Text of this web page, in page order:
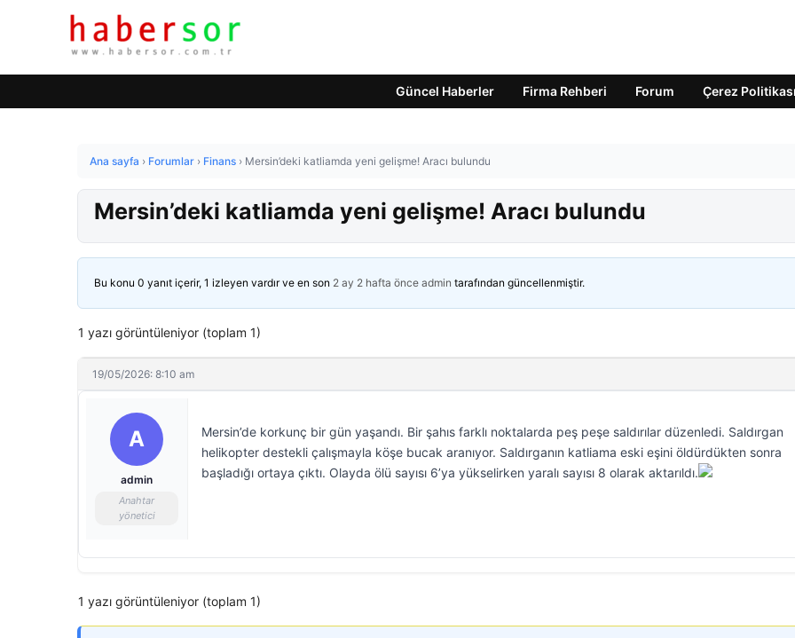
Güncel Haberler Firma Rehberi Forum Çerez Politikası
Ana sayfa › Forumlar › Finans › Mersin’deki katliamda yeni gelişme! Aracı bulundu
Mersin’deki katliamda yeni gelişme! Aracı bulundu
Bu konu 0 yanıt içerir, 1 izleyen vardır ve en son 2 ay 2 hafta önce admin tarafından güncellenmiştir.
1 yazı görüntüleniyor (toplam 1)
19/05/2026: 8:10 am
A
admin
Anahtar
yönetici
Mersin’de korkunç bir gün yaşandı. Bir şahıs farklı noktalarda peş peşe saldırılar düzenledi. Saldırgan
helikopter destekli çalışmayla köşe bucak aranıyor. Saldırganın katliama eski eşini öldürdükten sonra
başladığı ortaya çıktı. Olayda ölü sayısı 6’ya yükselirken yaralı sayısı 8 olarak aktarıldı.
1 yazı görüntüleniyor (toplam 1)